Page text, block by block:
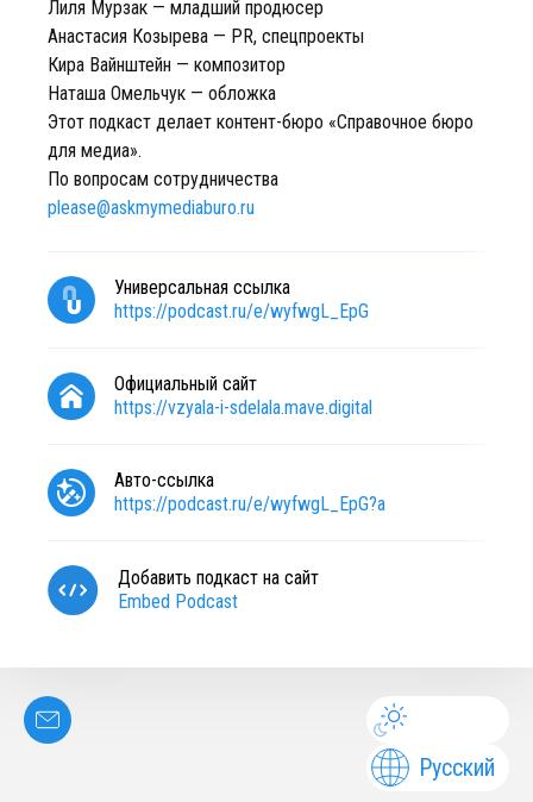
Лиля Мурзак — младший продюсер
Анастасия Козырева — PR, спецпроекты
Кира Вайнштейн — композитор
Наташа Омельчук — обложка
Этот подкаст делает контент-бюро «Справочное бюро
для медиа».
По вопросам сотрудничества
please@askmymediaburo.ru
Универсальная ссылка
https://podcast.ru/e/wyfwgL_EpG
Официальный сайт
https://vzyala-i-sdelala.mave.digital
Авто-ссылка
https://podcast.ru/e/wyfwgL_EpG?a
Добавить подкаст на сайт
Embed Podcast
Русский